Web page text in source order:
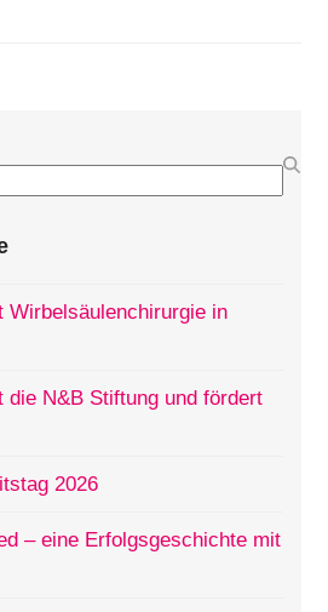
Wirbelsäulenchirurgie in
die N&B Stiftung und fördert
2026
– eine Erfolgsgeschichte mit